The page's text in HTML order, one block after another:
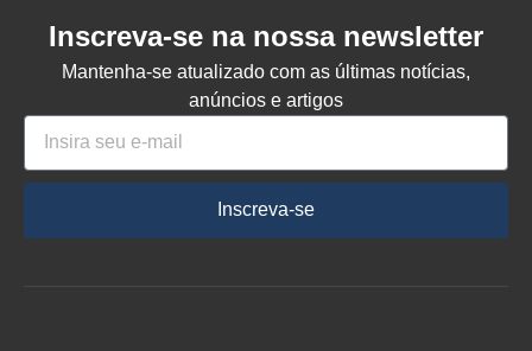
Inscreva-se na nossa newsletter
Mantenha-se atualizado com as últimas notícias,
anúncios e artigos
Inscreva-se